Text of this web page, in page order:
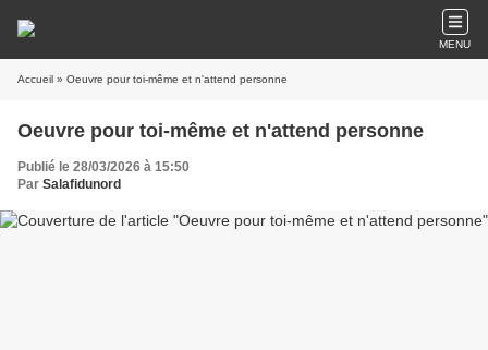
MENU
Accueil » Oeuvre pour toi-même et n'attend personne
Oeuvre pour toi-même et n'attend personne
Publié le 28/03/2026 à 15:50
Par Salafidunord